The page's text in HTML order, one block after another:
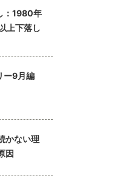
：1980年
上下落し
ー9月編
かない理
因